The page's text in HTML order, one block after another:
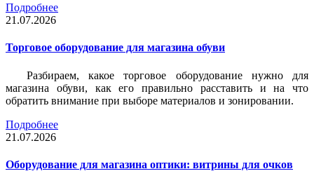
Подробнее
21.07.2026
Торговое оборудование для магазина обуви
Разбираем, какое торговое оборудование нужно для
магазина обуви, как его правильно расставить и на что
обратить внимание при выборе материалов и зонировании.
Подробнее
21.07.2026
Оборудование для магазина оптики: витрины для очков